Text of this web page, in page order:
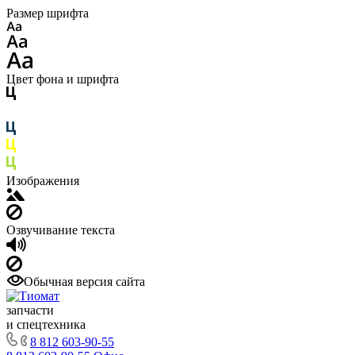
Размер шрифта
Цвет фона и шрифта
Изображения
Озвучивание текста
Обычная версия сайта
запчасти
и спецтехника
8 812 603-90-55